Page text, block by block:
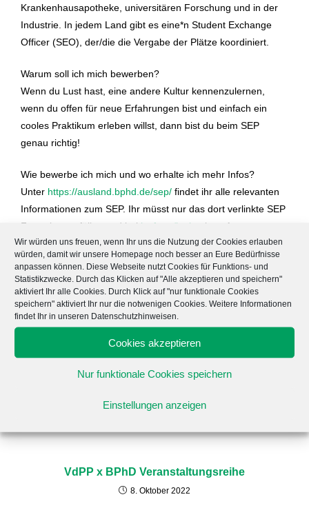
Wir würden uns freuen, wenn Ihr uns die Nutzung der Cookies erlauben
würden, damit wir unsere Homepage noch besser an Eure Bedürfnisse
anpassen können. Diese Webseite nutzt Cookies für Funktions- und
Statistikzwecke. Durch das Klicken auf "Alle akzeptieren und speichern"
aktiviert Ihr alle Cookies. Durch Klick auf "nur funktionale Cookies
speichern" aktiviert Ihr nur die notwenigen Cookies. Weitere Informationen
findet Ihr in unseren Datenschutzhinweisen.
Cookies akzeptieren
Nur funktionale Cookies speichern
Einstellungen anzeigen
Krankenhausapotheke, universitären Forschung und in der
Industrie. In jedem Land gibt es eine*n Student Exchange
Officer (SEO), der/die die Vergabe der Plätze koordiniert.
Warum soll ich mich bewerben?
Wenn du Lust hast, eine andere Kultur kennenzulernen,
wenn du offen für neue Erfahrungen bist und einfach ein
cooles Praktikum erleben willst, dann bist du beim SEP
genau richtig!
Wie bewerbe ich mich und wo erhalte ich mehr Infos?
Unter https://ausland.bphd.de/sep/ findet ihr alle relevanten
Informationen zum SEP. Ihr müsst nur das dort verlinkte SEP
Formular ausfüllen und bei ipsf.org/login
einen Account
anlegen.
Bei Fragen meldet euch bei unserer SEO Verena unter
seo@bphd.de.
Treffen der AG Gesundheitspolitik am 14.10.2021
4. Oktober 2021
VdPP x BPhD Veranstaltungsreihe
8. Oktober 2022